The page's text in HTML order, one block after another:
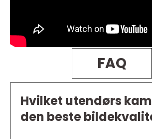
FAQ
Hvilket utendørs
den beste